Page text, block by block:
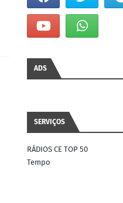
ADS
SERVIÇOS
RÁDIOS CE TOP 50
Tempo